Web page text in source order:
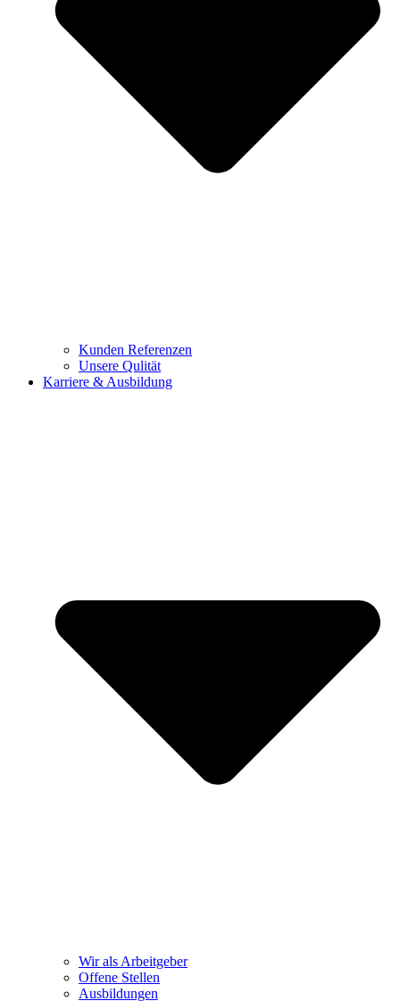
Kunden Referenzen
Unsere Qulität
Karriere & Ausbildung
Wir als Arbeitgeber
Offene Stellen
Ausbildungen